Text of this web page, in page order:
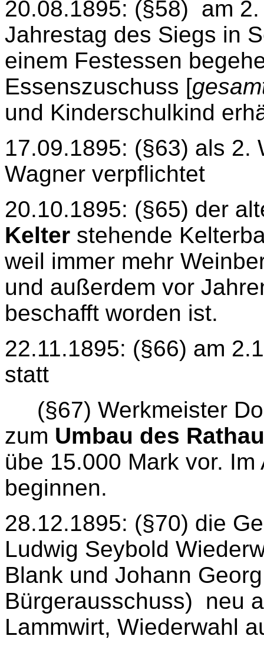
20.08.1895: (§58) am
Jahrestag des Siegs in
einem Festessen
Essenszuschuss [
und Kinderschulkind
17.09.1895: (§63) als 2.
Wagner verpflichtet
20.10.1895: (§65) der
Kelter stehende
weil immer mehr
und außerdem vor
beschafft worden ist.
22.11.1895: (§66) am
statt
(§67) Werkmeister
zum Umbau des
übe 15.000 Mark vor.
beginnen.
28.12.1895: (§70) die
Ludwig Seybold
Blank und Johann
Bürgerausschuss)
neu
Lammwirt, Wiederwahl